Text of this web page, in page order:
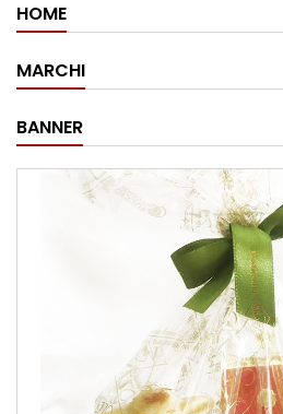
HOME
MARCHI
BANNER